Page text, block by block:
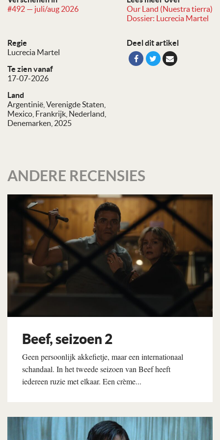
#492 — juli/aug 2026
Our Land (Nuestra tierra)
Dossier: Lucrecia Martel
Regie
Lucrecia Martel
Te zien vanaf
17-07-2026
Land
Argentinië, Verenigde Staten,
Mexico, Frankrijk, Nederland,
Denemarken, 2025
Deel dit artikel
ANDERE RECENSIES
Beef, seizoen 2
Geen persoonlijk akkefietje, maar een internationaal
schandaal. In het tweede seizoen van Beef heeft
iedereen ruzie met elkaar. Een crème...
Lees verder